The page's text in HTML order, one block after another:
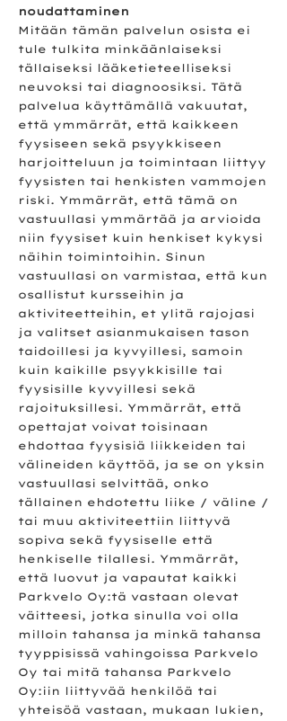
noudattaminen
Mitään tämän palvelun osista ei
tule tulkita minkäänlaiseksi
tällaiseksi lääketieteelliseksi
neuvoksi tai diagnoosiksi. Tätä
palvelua käyttämällä vakuutat,
että ymmärrät, että kaikkeen
fyysiseen sekä psyykkiseen
harjoitteluun ja toimintaan liittyy
fyysisten tai henkisten vammojen
riski. Ymmärrät, että tämä on
vastuullasi ymmärtää ja arvioida
niin fyysiset kuin henkiset kykysi
näihin toimintoihin. Sinun
vastuullasi on varmistaa, että kun
osallistut kursseihin ja
aktiviteetteihin, et ylitä rajojasi
ja valitset asianmukaisen tason
taidoillesi ja kyvyillesi, samoin
kuin kaikille psyykkisille tai
fyysisille kyvyillesi sekä
rajoituksillesi. Ymmärrät, että
opettajat voivat toisinaan
ehdottaa fyysisiä liikkeiden tai
välineiden käyttöä, ja se on yksin
vastuullasi selvittää, onko
tällainen ehdotettu liike / väline /
tai muu aktiviteettiin liittyvä
sopiva sekä fyysiselle että
henkiselle tilallesi. Ymmärrät,
että luovut ja vapautat kaikki
Parkvelo Oy:tä vastaan olevat
väitteesi, jotka sinulla voi olla
milloin tahansa ja minkä tahansa
tyyppisissä vahingoissa Parkvelo
Oy tai mitä tahansa Parkvelo
Oy:iin liittyvää henkilöä tai
yhteisöä vastaan, mukaan lukien,